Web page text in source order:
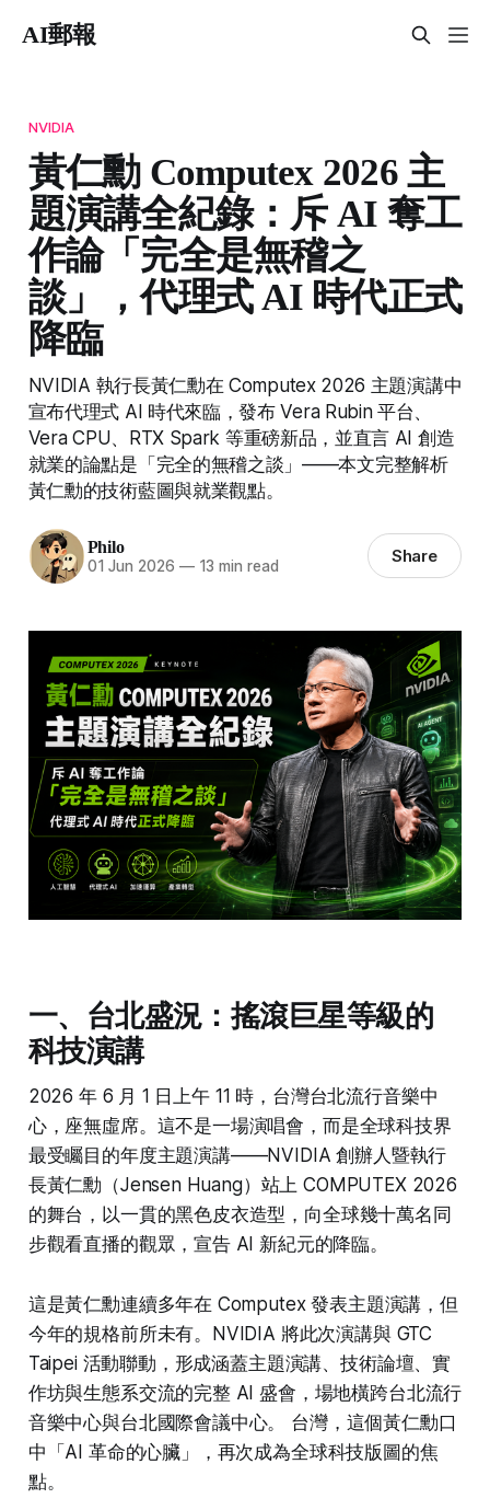
AI郵報
NVIDIA
黃仁勳 Computex 2026 主
題演講全紀錄：斥 AI 奪工
作論「完全是無稽之
談」，代理式 AI 時代正式
降臨
NVIDIA 執行長黃仁勳在 Computex 2026 主題演講中
宣布代理式 AI 時代來臨，發布 Vera Rubin 平台、
Vera CPU、RTX Spark 等重磅新品，並直言 AI 創造
就業的論點是「完全的無稽之談」——本文完整解析
黃仁勳的技術藍圖與就業觀點。
Philo
01 Jun 2026 —13 min read Share
一、台北盛況：搖滾巨星等級的
科技演講
2026 年 6 月 1 日上午 11 時，台灣台北流行音樂中
心，座無虛席。這不是一場演唱會，而是全球科技界
最受矚目的年度主題演講——NVIDIA 創辦人暨執行
長黃仁勳（Jensen Huang）站上 COMPUTEX 2026
的舞台，以一貫的黑色皮衣造型，向全球幾十萬名同
步觀看直播的觀眾，宣告 AI 新紀元的降臨。
這是黃仁勳連續多年在 Computex 發表主題演講，但
今年的規格前所未有。NVIDIA 將此次演講與 GTC
Taipei 活動聯動，形成涵蓋主題演講、技術論壇、實
作坊與生態系交流的完整 AI 盛會，場地橫跨台北流行
音樂中心與台北國際會議中心。 台灣，這個黃仁勳口
中「AI 革命的心臟」，再次成為全球科技版圖的焦
點。